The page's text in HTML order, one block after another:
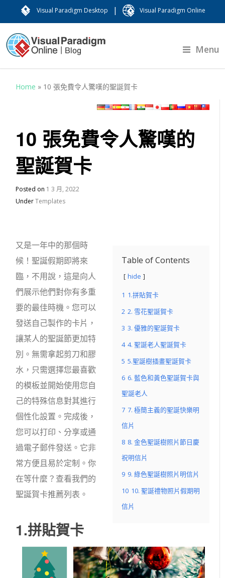
Visual Paradigm Desktop | Visual Paradigm Online
Menu
Home » 10 張免費令人驚嘆的聖誕賀卡
10 張免費令人驚嘆的
聖誕賀卡
Posted on 1 3 月, 2022
UnderTemplates
Table of Contents
hide
1 1.拼貼賀卡
2 2. 雪花聖誕賀卡
3 3. 優雅的聖誕賀卡
4 4. 聖誕老人聖誕賀卡
5 5.聖誕樹插畫聖誕賀卡
6 6. 藍色和黃色聖誕賀卡與
聖誕老人
7 7. 極簡主義的聖誕快樂明
信片
8 8. 金色聖誕樹照片節日慶
祝明信片
9 9. 綠色聖誕樹照片明信片
10 10. 聖誕禮物照片假期明
信片
又是一年中的那個時
候！聖誕假期即將來
臨，不用說，這是向人
們展示他們對你有多重
要的最佳時機。您可以
發送自己製作的卡片，
讓某人的聖誕節更加特
別。無需拿起剪刀和膠
水，只需選擇您最喜歡
的模板並開始使用您自
己的特殊信息對其進行
個性化設置。完成後，
您可以打印、分享或通
過電子郵件發送。它非
常方便且易於定制。你
在等什麼？查看我們的
聖誕賀卡推薦列表。
1.拼貼賀卡